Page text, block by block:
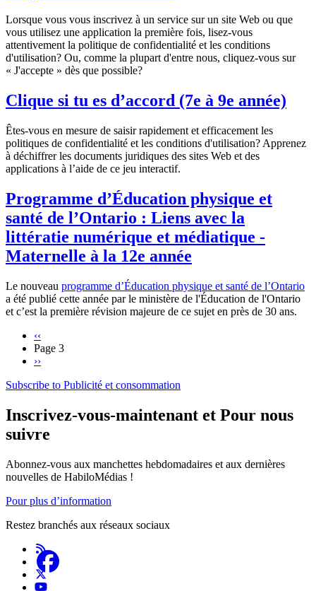
Lorsque vous vous inscrivez à un service sur un site Web ou que
vous utilisez une application la première fois, lisez-vous
attentivement la politique de confidentialité et les conditions
d'utilisation? Ou, comme la plupart d'entre nous, cliquez-vous sur
« J'accepte » dès que possible?
Clique si tu es d’accord (7e à 9e année)
Êtes-vous en mesure de saisir rapidement et efficacement les
politiques de confidentialité et les conditions d'utilisation? Apprenez
à déchiffrer les documents juridiques des sites Web et des
applications à l’aide de ce jeu interactif.
Programme d’Éducation physique et
santé de l’Ontario : Liens avec la
littératie numérique et médiatique -
Maternelle à la 12e année
Le nouveau programme d’Éducation physique et santé de l’Ontario
a été publié cette année par le ministère de l'Éducation de l'Ontario
et c’est la première révision majeure de ce sujet en près de 30 ans.
Pagination
Previous
page
‹‹
Page 3
Next
››
Subscribe to Publicité et consommation
Inscrivez-vous-maintenant et Pour nous
suivre
Abonnez-vous aux manchettes hebdomadaires et aux dernières
nouvelles de HabiloMédias !
Pour plus d’information
Restez branchés aux réseaux sociaux